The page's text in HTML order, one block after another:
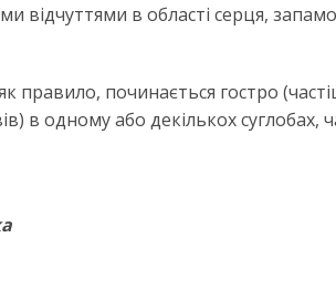
відчуттями в області серця,
правило, починається гостро
в одному або декількох суглобах,